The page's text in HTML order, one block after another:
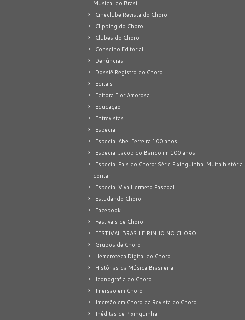
Musical do Brasil
Cineclube Revista do Choro
Clipping do Choro
Clubes do Choro
Conselho Editorial
Denúncias
Dossiê Registro do Choro
Editais
Editora Flor Amorosa
Educação
Entrevistas
Especial
Especial Abel Ferreira 100 anos
Especial Jacob do Bandolim 100 anos
Especial Pais do Choro: Série Pixinguinha: Muita história
contar
Especial Viva Hermeto Pascoal
Estudando Choro
Facebook
Festivais de Choro
FESTIVAL BRASILEIRINHO NO CHORO
Grupos de Choro
Hemeroteca Digital do Choro
Histórias da Música Brasileira
Iconografia do Choro
Imersão em Choro
Imersão em Choro da Revista do Choro
Inéditas de Pixinguinha